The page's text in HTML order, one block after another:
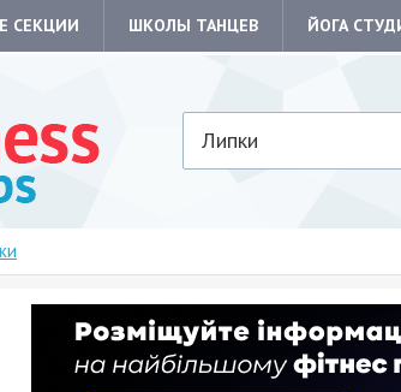
СЕКЦИИ ШКОЛЫ ТАНЦЕВ ЙОГА
Липки